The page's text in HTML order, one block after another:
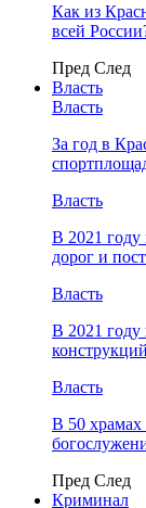
Как из
всей
Пред След
Власть
Власть
За год в
Власть
В 2021 году
дорог и
Власть
В 2021 году
Власть
В 50 храмах
Пред След
Криминал